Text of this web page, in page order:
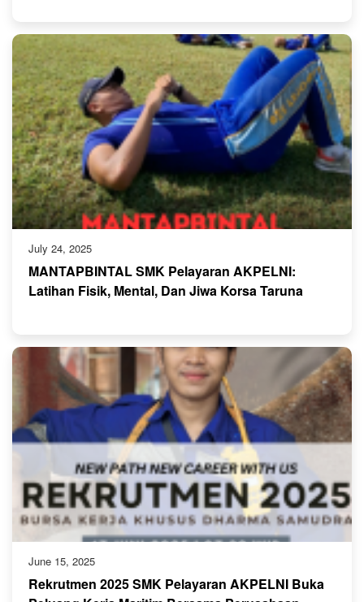
MANTAPBINTAL SMK Pelayaran AKPELNI:
Latihan Fisik, Mental, Dan Jiwa Korsa Taruna
July 24, 2025
Rekrutmen 2025 SMK Pelayaran AKPELNI Buka
June 15, 2025